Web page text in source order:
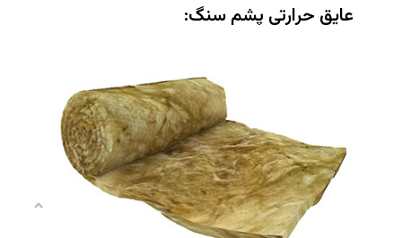
عایق حرارتی پشم سنگ: